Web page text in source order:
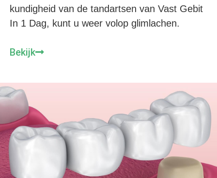
kundigheid van de tandartsen van Vast Gebit
In 1 Dag, kunt u weer volop glimlachen.
Bekijk